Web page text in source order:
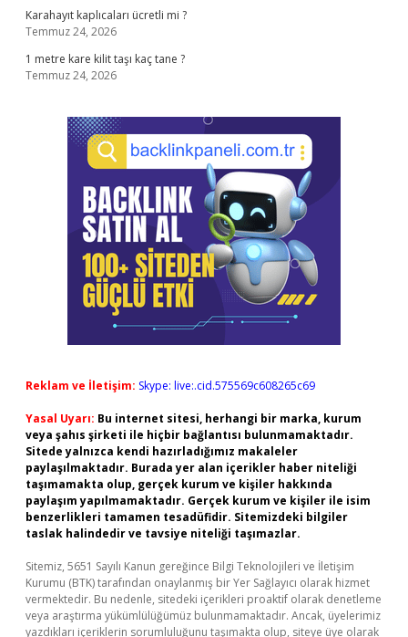
Karahayıt kaplıcaları ücretli mi ?
Temmuz 24, 2026
1 metre kare kilit taşı kaç tane ?
Temmuz 24, 2026
Reklam ve İletişim: Skype: live:.cid.575569c608265c69
Yasal Uyarı: Bu internet sitesi, herhangi bir marka, kurum
veya şahıs şirketi ile hiçbir bağlantısı bulunmamaktadır.
Sitede yalnızca kendi hazırladığımız makaleler
paylaşılmaktadır. Burada yer alan içerikler haber niteliği
taşımamakta olup, gerçek kurum ve kişiler hakkında
paylaşım yapılmamaktadır. Gerçek kurum ve kişiler ile isim
benzerlikleri tamamen tesadüfidir. Sitemizdeki bilgiler
taslak halindedir ve tavsiye niteliği taşımazlar.
Sitemiz, 5651 Sayılı Kanun gereğince Bilgi Teknolojileri ve İletişim
Kurumu (BTK) tarafından onaylanmış bir Yer Sağlayıcı olarak hizmet
vermektedir. Bu nedenle, sitedeki içerikleri proaktif olarak denetleme
veya araştırma yükümlülüğümüz bulunmamaktadır. Ancak, üyelerimiz
yazdıkları içeriklerin sorumluluğunu taşımakta olup, siteye üye olarak